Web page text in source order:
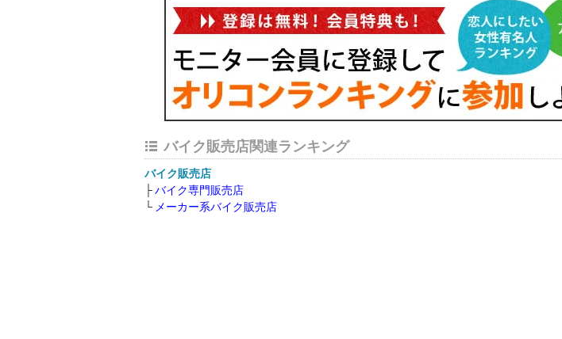
バイク販売店関連ランキング
バイク販売店
バイク専門販売店
メーカー系バイク販売店